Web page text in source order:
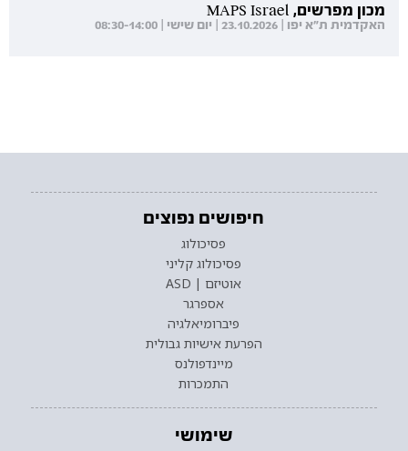
מכון מפרשים, MAPS Israel
האקדמית ת"א יפו | 23.10.2026 | יום שישי | 08:30-14:00
חיפושים נפוצים
פסיכולוג
פסיכולוג קליני
אוטיזם | ASD
אספרגר
פיברומיאלגיה
הפרעת אישיות גבולית
מיינדפולנס
התמכרות
שימושי